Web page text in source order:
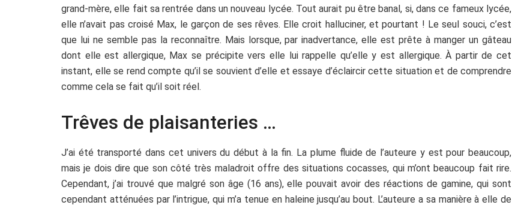
grand-mère, elle fait sa rentrée dans un nouveau lycée. Tout aurait pu être banal, si, dans ce fameux lycée,
elle n’avait pas croisé Max, le garçon de ses rêves. Elle croit halluciner, et pourtant ! Le seul souci, c’est
que lui ne semble pas la reconnaître. Mais lorsque, par inadvertance, elle est prête à manger un gâteau
dont elle est allergique, Max se précipite vers elle lui rappelle qu’elle y est allergique. À partir de cet
instant, elle se rend compte qu’il se souvient d’elle et essaye d’éclaircir cette situation et de comprendre
comme cela se fait qu’il soit réel.
Trêves de plaisanteries …
J’ai été transporté dans cet univers du début à la fin. La plume fluide de l’auteure y est pour beaucoup,
mais je dois dire que son côté très maladroit offre des situations cocasses, qui m’ont beaucoup fait rire.
Cependant, j’ai trouvé que malgré son âge (16 ans), elle pouvait avoir des réactions de gamine, qui sont
cependant atténuées par l’intrigue, qui m’a tenue en haleine jusqu’au bout. L’auteure a sa manière à elle de